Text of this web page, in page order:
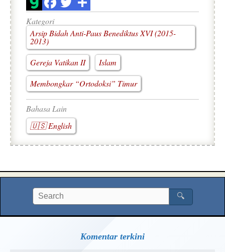
Kategori
Arsip Bidah Anti-Paus Benediktus XVI (2015-
2013)
Gereja Vatikan II
Islam
Membongkar “Ortodoksi” Timur
Bahasa Lain
🇺🇸 English
🔍
Komentar terkini